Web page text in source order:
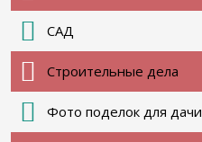
САД
Строительные дела
Фото поделок для дачи